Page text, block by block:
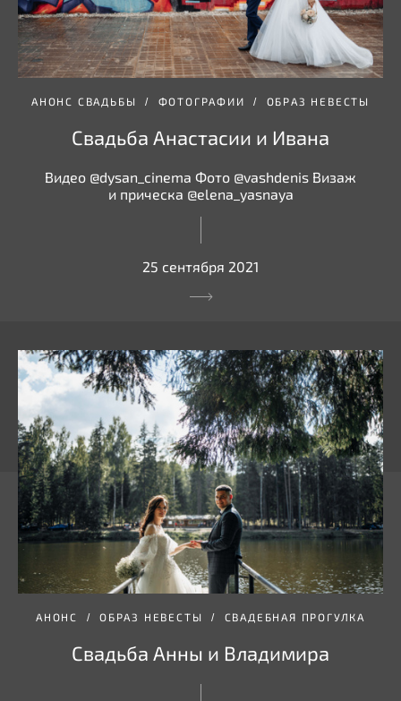
АНОНС СВАДЬБЫ ФОТОГРАФИИ ОБРАЗ НЕВЕСТЫ
Свадьба Анастасии и Ивана
Видео @dysan_cinema Фото @vashdenis Визаж
и прическа @elena_yasnaya
25 сентября 2021
АНОНС ОБРАЗ НЕВЕСТЫ СВАДЕБНАЯ ПРОГУЛКА
Свадьба Анны и Владимира